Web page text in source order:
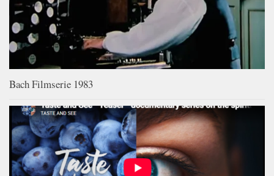
Bach Filmserie 1983